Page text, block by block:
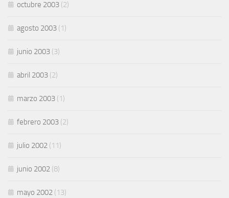
octubre 2003 (2)
agosto 2003 (1)
junio 2003 (3)
abril 2003 (2)
marzo 2003 (1)
febrero 2003 (2)
julio 2002 (11)
junio 2002 (8)
mayo 2002 (13)